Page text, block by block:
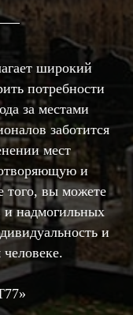
широкий
потребности
за местами
заботится
мест
и
того, вы можете
и надмогильных
и